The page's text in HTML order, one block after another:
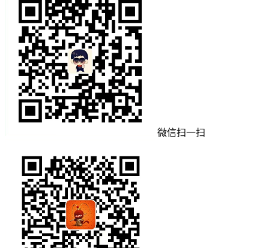
微信扫一扫